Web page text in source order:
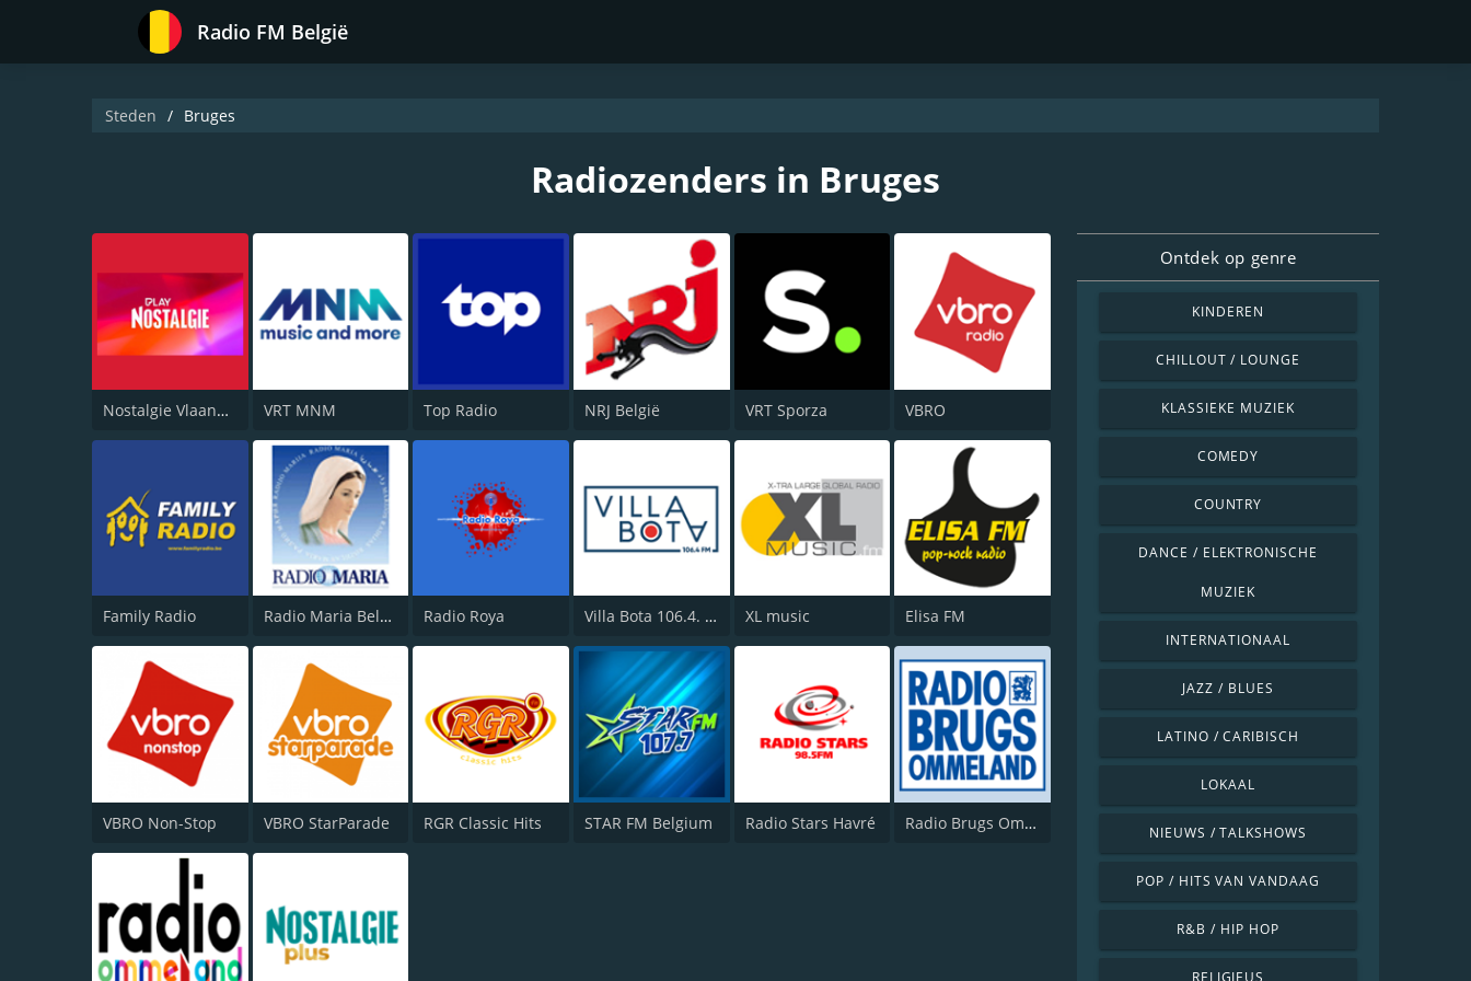
Radio FM België
Steden Bruges
Radiozenders in Bruges
Nostalgie Vlaanderen VRT MNM Top Radio NRJ België VRT Sporza VBRO
Family Radio Radio Maria België Radio Roya Villa Bota 106.4. FM XL music Elisa FM
VBRO Non-Stop VBRO StarParade RGR Classic Hits STAR FM Belgium Radio Stars Havré Radio Brugs Ommeland
Ontdek op genre
KINDEREN
CHILLOUT / LOUNGE
KLASSIEKE MUZIEK
COMEDY
COUNTRY
DANCE / ELEKTRONISCHE
MUZIEK
INTERNATIONAAL
JAZZ / BLUES
LATINO / CARIBISCH
LOKAAL
NIEUWS / TALKSHOWS
POP / HITS VAN VANDAAG
R&B / HIP HOP
RELIGIEUS